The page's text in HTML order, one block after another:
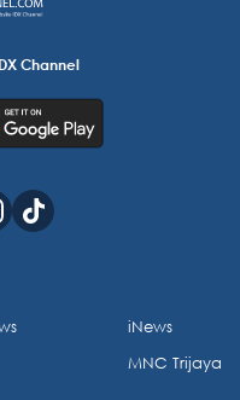
Channel
iNews
MNC Trijaya